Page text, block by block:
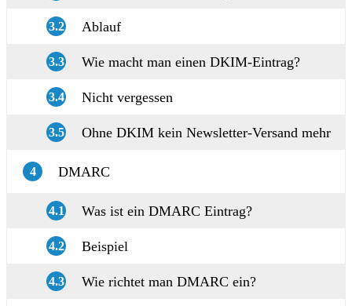
3.2 Ablauf
3.3 Wie macht man einen DKIM-Eintrag?
3.4 Nicht vergessen
3.5 Ohne DKIM kein Newsletter-Versand mehr
4 DMARC
4.1 Was ist ein DMARC Eintrag?
4.2 Beispiel
4.3 Wie richtet man DMARC ein?